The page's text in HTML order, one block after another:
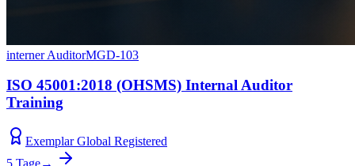
interner AuditorMGD-103
ISO 45001:2018 (OHSMS) Internal Auditor
Training
Exemplar Global Registered
5 Tage→